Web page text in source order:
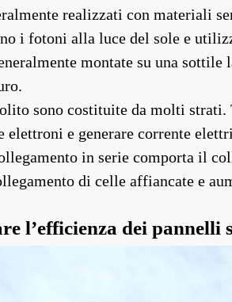
realizzati con materiali
i fotoni alla luce del sole e
montate su una
sono costituite da molti
elettroni e generare corrente
in serie comporta il
di celle affiancate e
l’efficienza dei pannelli